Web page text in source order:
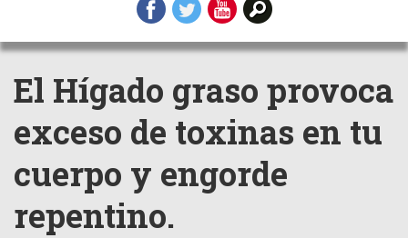
El Hígado graso provoca
exceso de toxinas en tu
cuerpo y engorde
repentino.